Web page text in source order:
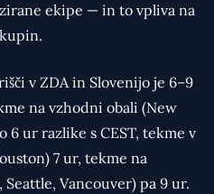
ekipe — in to vpliva na
v ZDA in Slovenijo je 6–9
na vzhodni obali (New
6 ur razlike s CEST, tekme v
7 ur, tekme na
Vancouver) pa 9 ur.